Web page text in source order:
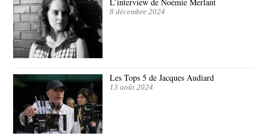
8 décembre 2024
Les Tops 5 de Jacques Audiard
13 août 2024